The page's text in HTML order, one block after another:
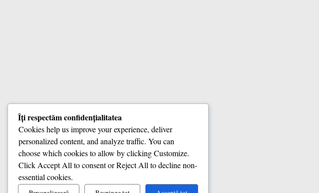
Îți respectăm confidențialitatea
Cookies help us improve your experience, deliver
personalized content, and analyze traffic. You can
choose which cookies to allow by clickingCustomize.
ClickAccept Allto consent orReject Allto decline non-
essential cookies.